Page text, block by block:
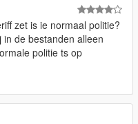
zet is ie normaal politie?
de bestanden alleen
politie ts op